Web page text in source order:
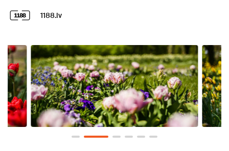
1188.lv